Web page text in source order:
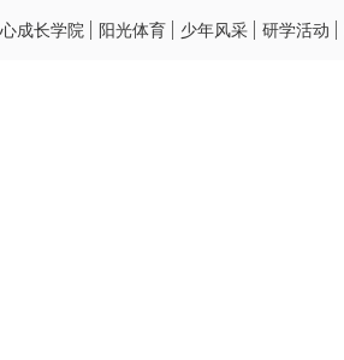
成长学院 阳光体育 少年风采 研学活动